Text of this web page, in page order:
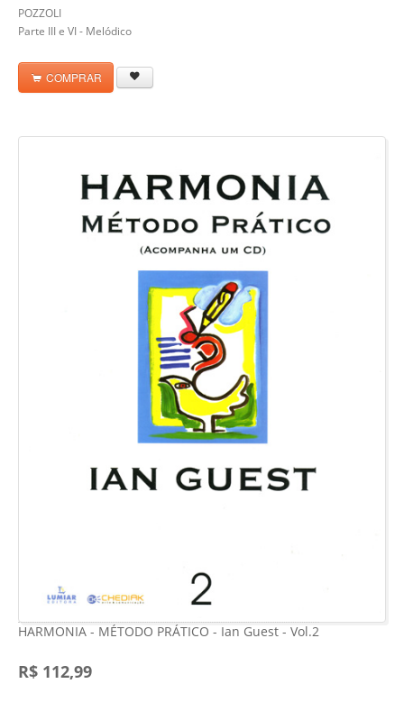
POZZOLI
Parte III e VI - Melódico
COMPRAR
HARMONIA - MÉTODO PRÁTICO - Ian Guest - Vol.2
R$ 112,99